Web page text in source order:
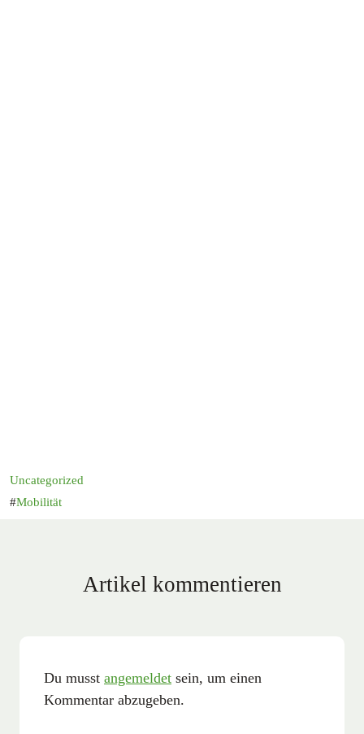
Uncategorized
Mobilität
Artikel kommentieren
Du musst angemeldet sein, um einen
Kommentar abzugeben.